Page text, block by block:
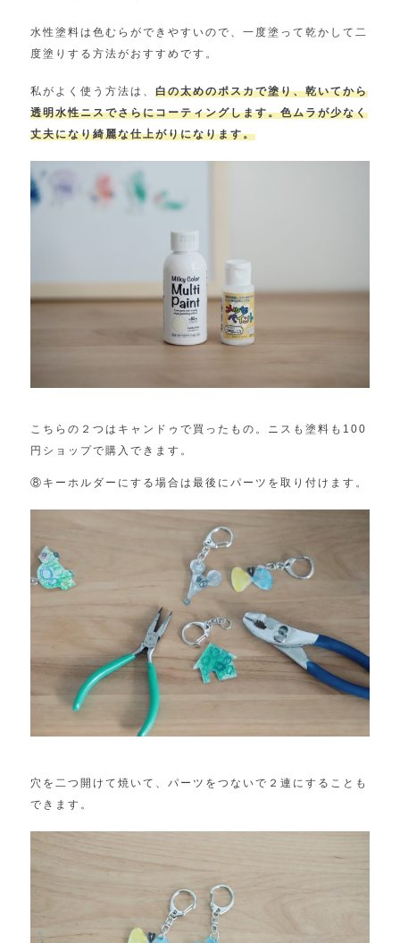
水性塗料は色むらができやすいので、一度塗って乾かして二
度塗りする方法がおすすめです。
私がよく使う方法は、 白の太めのポスカで塗り、乾いてから
透明水性ニスでさらにコーティングします。色ムラが少なく
丈夫になり綺麗な仕上がりになります。
こちらの２つはキャンドゥで買ったもの。ニスも塗料も100
円ショップで購入できます。
⑧キーホルダーにする場合は最後にパーツを取り付けます。
穴を二つ開けて焼いて、パーツをつないで２連にすることも
できます。